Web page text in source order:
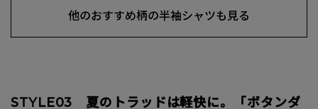
他のおすすめ柄の半袖シャツも見る
STYLE03 夏のトラッドは軽快に。「ボタンダ